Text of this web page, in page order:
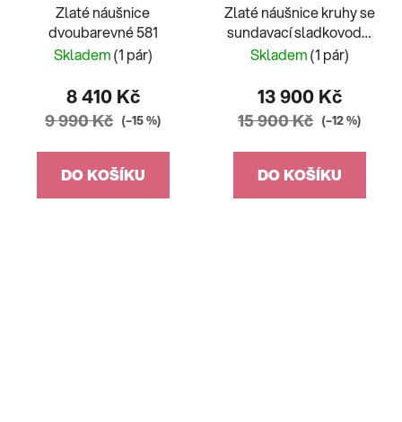
Zlaté náušnice
dvoubarevné 581
Skladem(1 pár)
8 410 Kč
9 990 Kč (–15 %)
DO KOŠÍKU
Zlaté náušnice kruhy se
sundavací sladkovodní
perlou
Skladem(1 pár)
13 900 Kč
15 900 Kč (–12 %)
DO KOŠÍKU